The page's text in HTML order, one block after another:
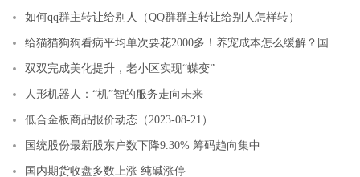
如何qq群主转让给别人（QQ群群主转让给别人怎样转）
双双完成美化提升，老小区实现“蝶变”
人形机器人：“机”智的服务走向未来
低合金板商品报价动态（2023-08-21）
国统股份最新股东户数下降9.30% 筹码趋向集中
国内期货收盘多数上涨 纯碱涨停